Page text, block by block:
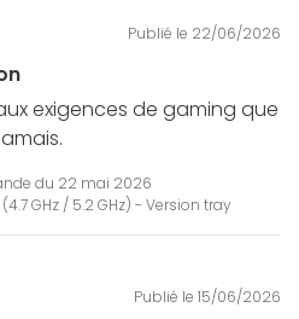
Publié le 22/06/2026
exigences de gaming que
du 22 mai 2026
GHz / 5.2 GHz) - Version tray
Publié le 15/06/2026